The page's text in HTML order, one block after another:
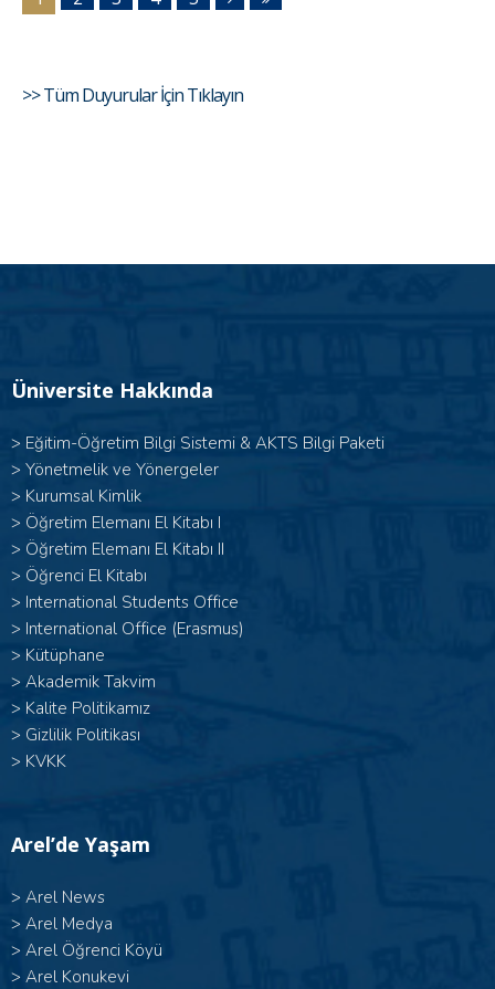
>> Tüm Duyurular İçin Tıklayın
Üniversite Hakkında
> Eğitim-Öğretim Bilgi Sistemi & AKTS Bilgi Paketi
> Yönetmelik ve Yönergeler
> Kurumsal Kimlik
> Öğretim Elemanı El Kitabı I
> Öğretim Elemanı El Kitabı II
> Öğrenci El Kitabı
> International Students Office
> International Office (Erasmus)
> Kütüphane
> Akademik Takvim
> Kalite Politikamız
> Gizlilik Politikası
> KVKK
Arel’de Yaşam
> Arel News
> Arel Medya
> Arel Öğrenci Köyü
> Arel Konukevi